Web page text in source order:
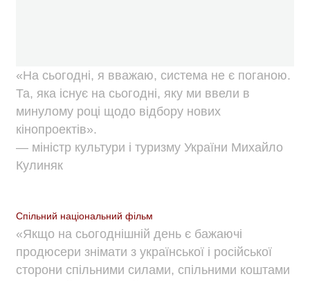
«На сьогодні, я вважаю, система не є поганою.
Та, яка існує на сьогодні, яку ми ввели в
минулому році щодо відбору нових
кінопроектів».
— міністр культури і туризму України Михайло
Кулиняк
Спільний національний фільм
«Якщо на сьогоднішній день є бажаючі
продюсери знімати з української і російської
сторони спільними силами, спільними коштами